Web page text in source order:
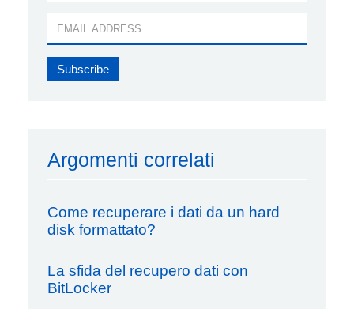
Argomenti correlati
Come recuperare i dati da un hard
disk formattato?
La sfida del recupero dati con
BitLocker